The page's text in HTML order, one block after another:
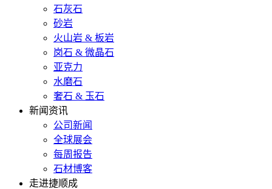
石灰石
砂岩
火山岩 & 板岩
岗石 & 微晶石
亚克力
水磨石
奢石 & 玉石
新闻资讯
公司新闻
全球展会
每周报告
石材博客
走进捷顺成